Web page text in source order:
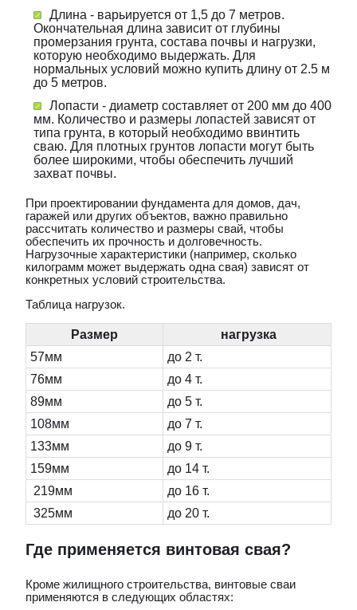
Длина - варьируется от 1,5 до 7 метров.
Окончательная длина зависит от глубины
промерзания грунта, состава почвы и нагрузки,
которую необходимо выдержать. Для
нормальных условий можно купить длину от 2.5 м
до 5 метров.
Лопасти - диаметр составляет от 200 мм до 400
мм. Количество и размеры лопастей зависят от
типа грунта, в который необходимо ввинтить
сваю. Для плотных грунтов лопасти могут быть
более широкими, чтобы обеспечить лучший
захват почвы.
При проектировании фундамента для домов, дач,
гаражей или других объектов, важно правильно
рассчитать количество и размеры свай, чтобы
обеспечить их прочность и долговечность.
Нагрузочные характеристики (например, сколько
килограмм может выдержать одна свая) зависят от
конкретных условий строительства.
Таблица нагрузок.
Размер
нагрузка
57мм
до 2 т.
76мм
до 4 т.
89мм
до 5 т.
108мм
до 7 т.
133мм
до 9 т.
159мм
до 14 т.
219мм
до 16 т.
325мм
до 20 т.
Где применяется винтовая свая?
Кроме жилищного строительства, винтовые сваи
применяются в следующих областях: